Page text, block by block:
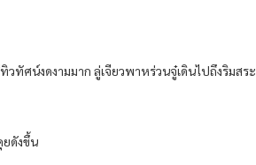
ศน์งดงามมาก ลู่เจียวพาหร่วนจู๋เดินไปถึงริมสระ
ยดังขึ้น